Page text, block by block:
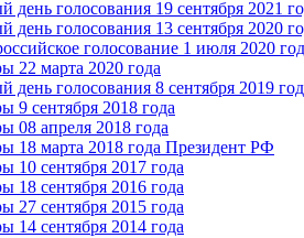
день голосования 19 сентября 2021
день голосования 13 сентября 2020
голосование 1 июля 2020
22 марта 2020 года
день голосования 8 сентября 2019
9 сентября 2018 года
08 апреля 2018 года
18 марта 2018 года Президент РФ
10 сентября 2017 года
18 сентября 2016 года
27 сентября 2015 года
14 сентября 2014 года